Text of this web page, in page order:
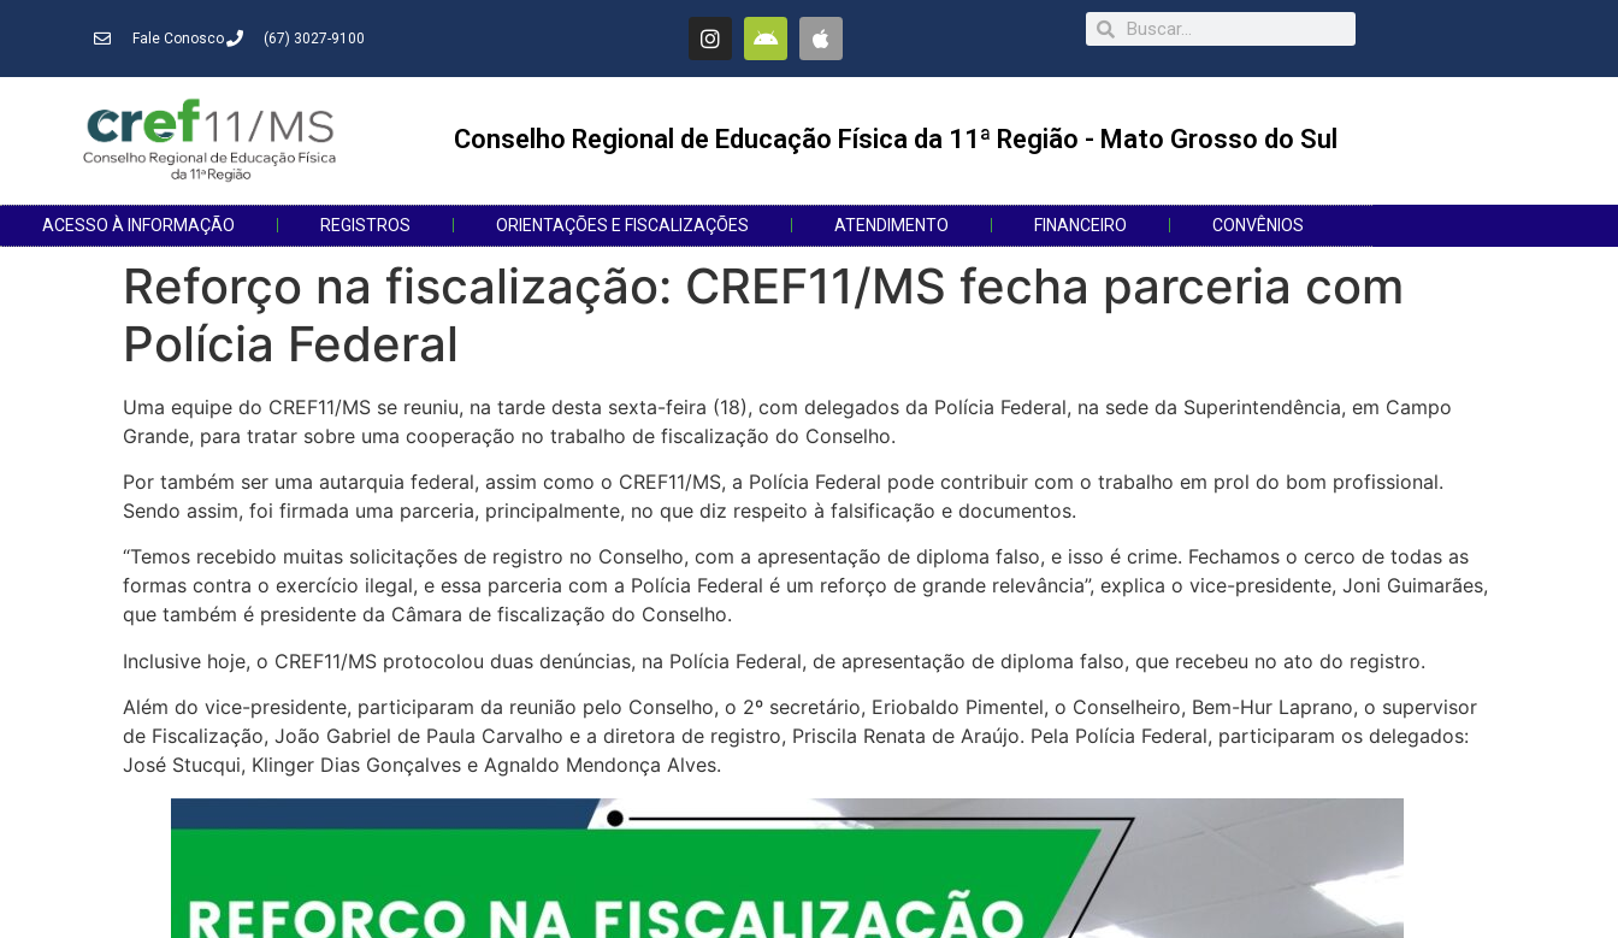
Fale Conosco (67) 3027-9100
Conselho Regional de Educação Física da 11ª Região - Mato Grosso do Sul
ACESSO À INFORMAÇÃO REGISTROS ORIENTAÇÕES E FISCALIZAÇÕES ATENDIMENTO FINANCEIRO CONVÊNIOS
Reforço na fiscalização: CREF11/MS fecha parceria com
Polícia Federal
Uma equipe do CREF11/MS se reuniu, na tarde desta sexta-feira (18), com delegados da Polícia Federal, na sede da Superintendência, em Campo
Grande, para tratar sobre uma cooperação no trabalho de fiscalização do Conselho.
Por também ser uma autarquia federal, assim como o CREF11/MS, a Polícia Federal pode contribuir com o trabalho em prol do bom profissional.
Sendo assim, foi firmada uma parceria, principalmente, no que diz respeito à falsificação e documentos.
“Temos recebido muitas solicitações de registro no Conselho, com a apresentação de diploma falso, e isso é crime. Fechamos o cerco de todas as
formas contra o exercício ilegal, e essa parceria com a Polícia Federal é um reforço de grande relevância”, explica o vice-presidente, Joni Guimarães,
que também é presidente da Câmara de fiscalização do Conselho.
Inclusive hoje, o CREF11/MS protocolou duas denúncias, na Polícia Federal, de apresentação de diploma falso, que recebeu no ato do registro.
Além do vice-presidente, participaram da reunião pelo Conselho, o 2º secretário, Eriobaldo Pimentel, o Conselheiro, Bem-Hur Laprano, o supervisor
de Fiscalização, João Gabriel de Paula Carvalho e a diretora de registro, Priscila Renata de Araújo. Pela Polícia Federal, participaram os delegados:
José Stucqui, Klinger Dias Gonçalves e Agnaldo Mendonça Alves.